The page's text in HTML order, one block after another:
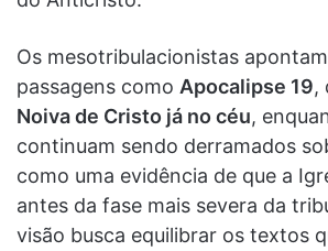
Os mesotribulacionistas
passagens como Apocalipse 19,
Noiva de Cristo já no céu,
continuam sendo derramados
como uma evidência de que a
antes da fase mais severa da
visão busca equilibrar os textos